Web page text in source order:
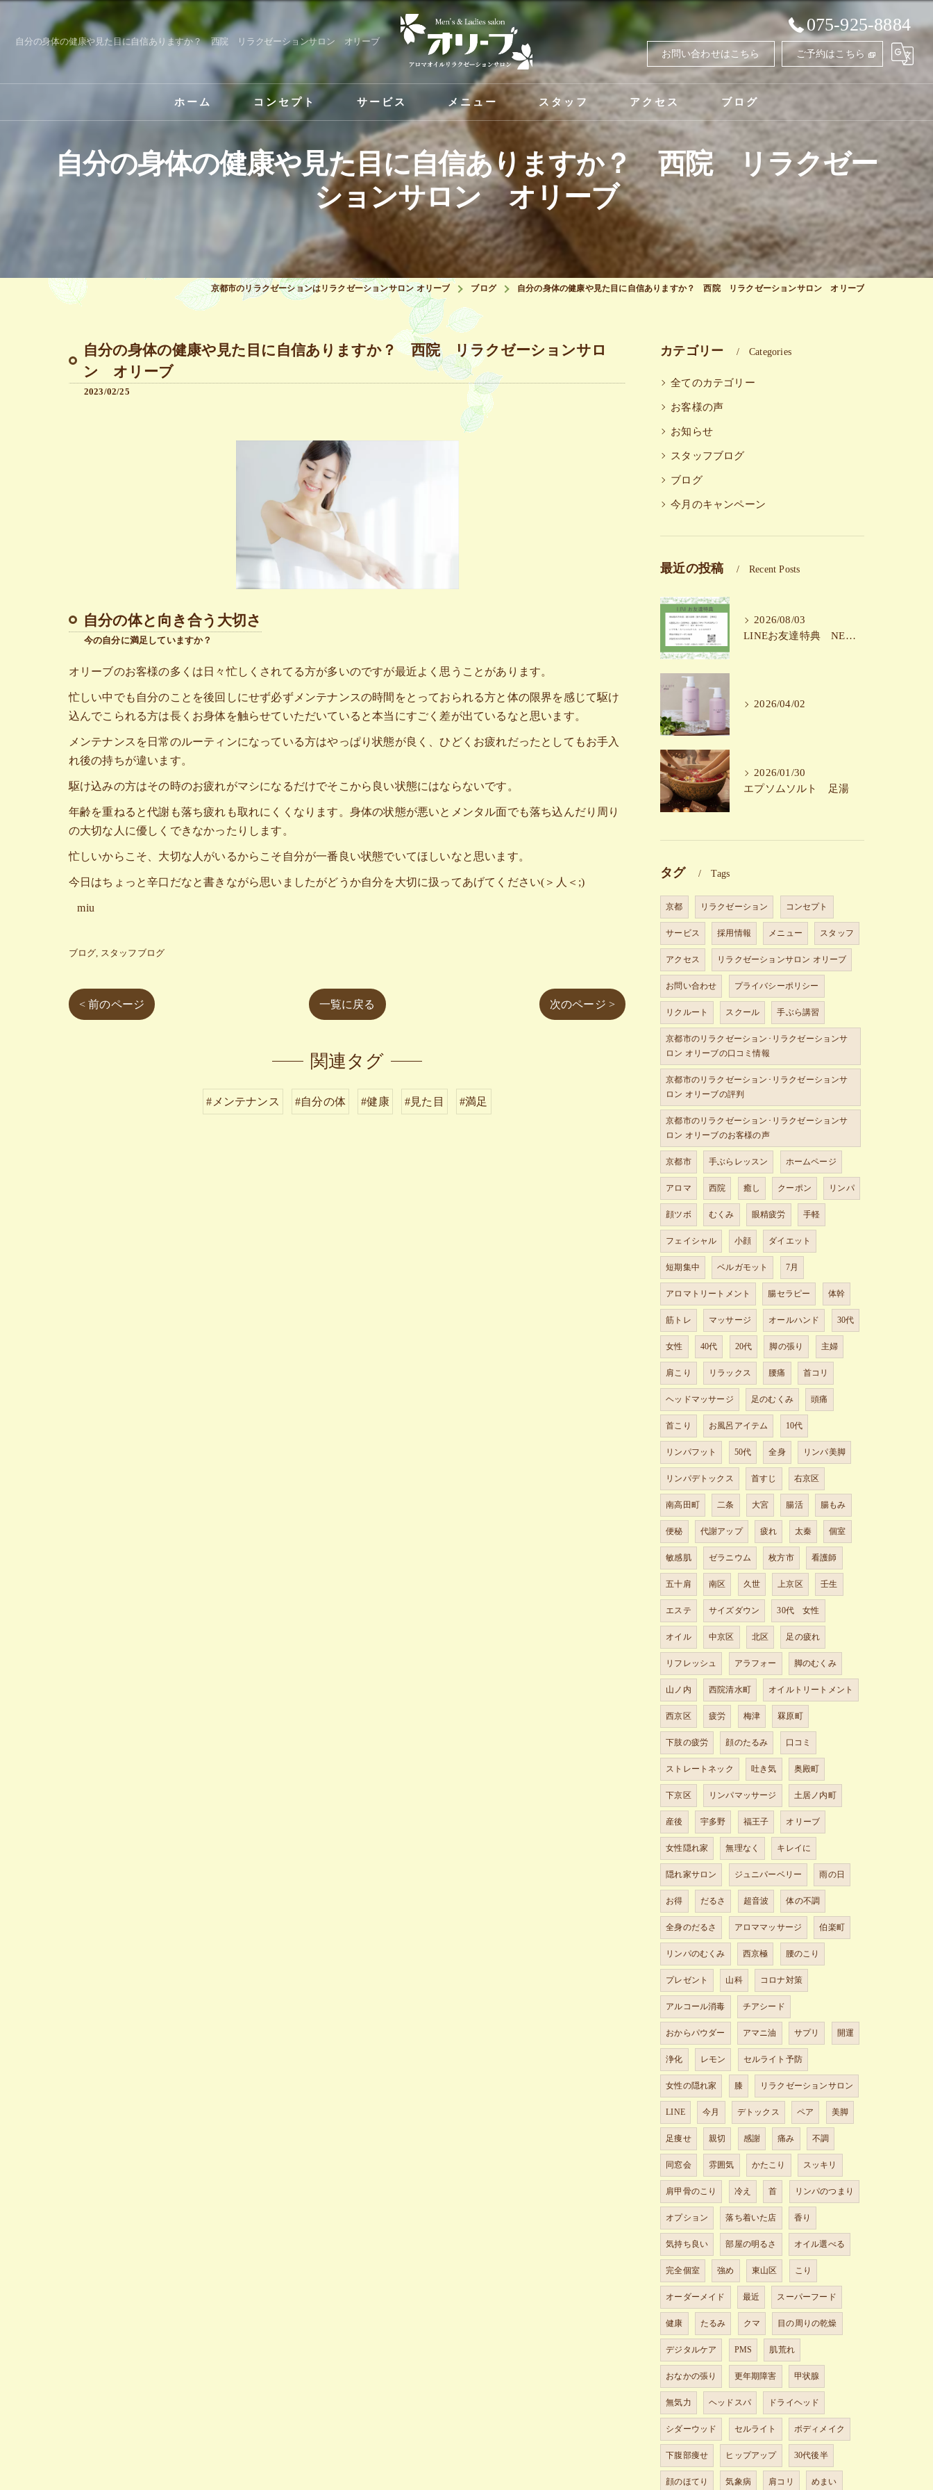
自分の身体の健康や見た目に自信ありますか？ 西院 リラクゼーションサロン オリーブ
075-925-8884
お問い合わせはこちら ご予約はこちら
ホーム コンセプト サービス メニュー スタッフ アクセス ブログ
自分の身体の健康や見た目に自信ありますか？ 西院 リラクゼー
ションサロン オリーブ
京都市のリラクゼーションはリラクゼーションサロン オリーブ ブログ 自分の身体の健康や見た目に自信ありますか？ 西院 リラクゼーションサロン オリーブ
自分の身体の健康や見た目に自信ありますか？ 西院 リラクゼーションサロ
ン オリーブ
2023/02/25
自分の体と向き合う大切さ
今の自分に満足していますか？
オリーブのお客様の多くは日々忙しくされてる方が多いのですが最近よく思うことがあります。
忙しい中でも自分のことを後回しにせず必ずメンテナンスの時間をとっておられる方と体の限界を感じて駆け
込んでこられる方は長くお身体を触らせていただいていると本当にすごく差が出ているなと思います。
メンテナンスを日常のルーティンになっている方はやっぱり状態が良く、ひどくお疲れだったとしてもお手入
れ後の持ちが違います。
駆け込みの方はその時のお疲れがマシになるだけでそこから良い状態にはならないです。
年齢を重ねると代謝も落ち疲れも取れにくくなります。身体の状態が悪いとメンタル面でも落ち込んだり周り
の大切な人に優しくできなかったりします。
忙しいからこそ、大切な人がいるからこそ自分が一番良い状態でいてほしいなと思います。
今日はちょっと辛口だなと書きながら思いましたがどうか自分を大切に扱ってあげてください(＞人＜;)
miu
ブログ スタッフブログ
< 前のページ 一覧に戻る 次のページ >
関連タグ
#メンテナンス #自分の体 #健康 #見た目 #満足
カテゴリー Categories
全てのカテゴリー
お客様の声
お知らせ
スタッフブログ
ブログ
今月のキャンペーン
最近の投稿 Recent Posts
2026/08/03
LINEお友達特典 NEW!！
2026/04/02
2026/01/30
エプソムソルト 足湯
タグ Tags
京都 リラクゼーション コンセプト
サービス 採用情報 メニュー スタッフ
アクセス リラクゼーションサロン オリーブ
お問い合わせ プライバシーポリシー
リクルート スクール 手ぶら講習
京都市のリラクゼーション･リラクゼーションサ
ロン オリーブの口コミ情報
京都市のリラクゼーション･リラクゼーションサ
ロン オリーブの評判
京都市のリラクゼーション･リラクゼーションサ
ロン オリーブのお客様の声
京都市 手ぶらレッスン ホームページ
アロマ 西院 癒し クーポン リンパ
顔ツボ むくみ 眼精疲労 手軽
フェイシャル 小顔 ダイエット
短期集中 ベルガモット 7月
アロマトリートメント 腸セラピー 体幹
筋トレ マッサージ オールハンド 30代
女性 40代 20代 脚の張り 主婦
肩こり リラックス 腰痛 首コリ
ヘッドマッサージ 足のむくみ 頭痛
首こり お風呂アイテム 10代
リンパフット 50代 全身 リンパ美脚
リンパデトックス 首すじ 右京区
南高田町 二条 大宮 腸活 腸もみ
便秘 代謝アップ 疲れ 太秦 個室
敏感肌 ゼラニウム 枚方市 看護師
五十肩 南区 久世 上京区 壬生
エステ サイズダウン 30代 女性
オイル 中京区 北区 足の疲れ
リフレッシュ アラフォー 脚のむくみ
山ノ内 西院清水町 オイルトリートメント
西京区 疲労 梅津 罧原町
下肢の疲労 顔のたるみ 口コミ
ストレートネック 吐き気 奥殿町
下京区 リンパマッサージ 土居ノ内町
産後 宇多野 福王子 オリーブ
女性隠れ家 無理なく キレイに
隠れ家サロン ジュニパーベリー 雨の日
お得 だるさ 超音波 体の不調
全身のだるさ アロママッサージ 伯楽町
リンパのむくみ 西京極 腰のこり
プレゼント 山科 コロナ対策
アルコール消毒 チアシード
おからパウダー アマニ油 サプリ 開運
浄化 レモン セルライト予防
女性の隠れ家 膝 リラクゼーションサロン
LINE 今月 デトックス ペア 美脚
足痩せ 親切 感謝 痛み 不調
同窓会 雰囲気 かたこり スッキリ
肩甲骨のこり 冷え 首 リンパのつまり
オプション 落ち着いた店 香り
気持ち良い 部屋の明るさ オイル選べる
完全個室 強め 東山区 こり
オーダーメイド 最近 スーパーフード
健康 たるみ クマ 目の周りの乾燥
デジタルケア PMS 肌荒れ
おなかの張り 更年期障害 甲状腺
無気力 ヘッドスパ ドライヘッド
シダーウッド セルライト ボディメイク
下腹部痩せ ヒップアップ 30代後半
顔のほてり 気象病 肩コリ めまい